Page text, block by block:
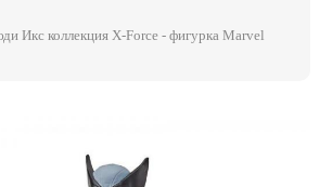
Икс коллекция X-Force - фигурка Marvel